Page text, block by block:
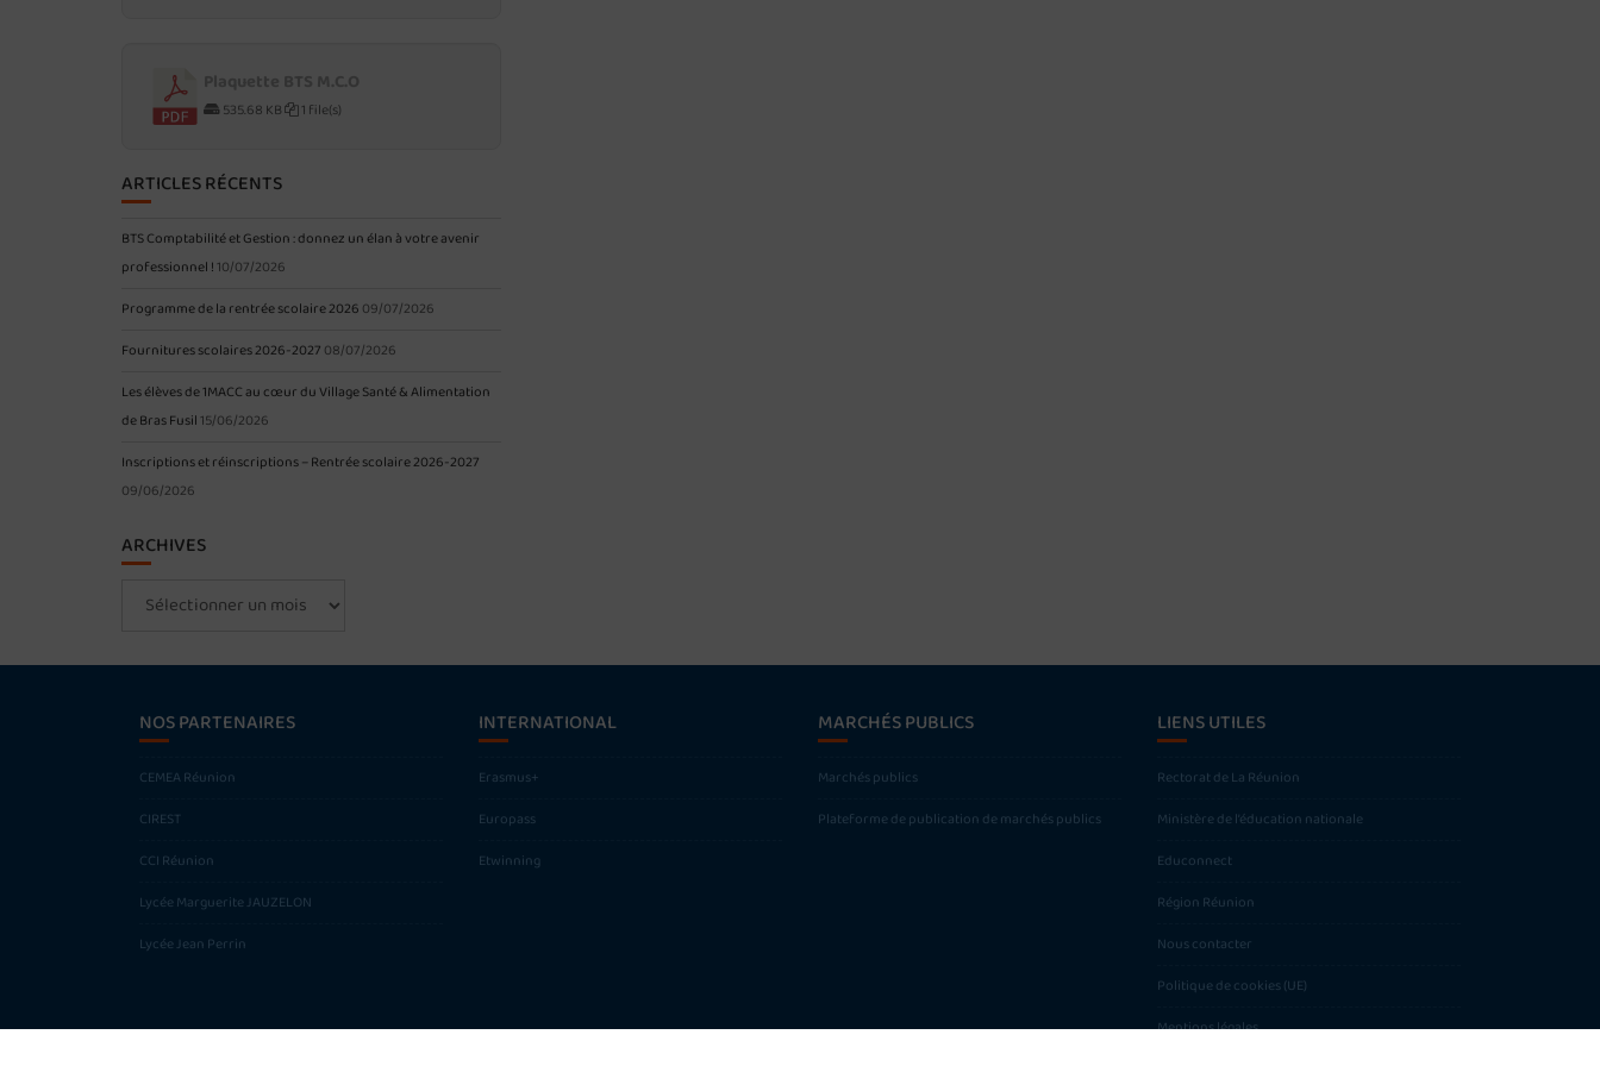
535.68 KB 1 file(s)
ARTICLES RÉCENTS
BTS Comptabilité et Gestion : donnez un élan à votre avenir
professionnel ! 10/07/2026
Programme de la rentrée scolaire 2026 09/07/2026
Fournitures scolaires 2026-2027 08/07/2026
Les élèves de 1MACC au cœur du Village Santé & Alimentation
de Bras Fusil 15/06/2026
Inscriptions et réinscriptions – Rentrée scolaire 2026-2027
09/06/2026
ARCHIVES
NOS PARTENAIRES
CEMEA Réunion
CIREST
CCI Réunion
Lycée Marguerite JAUZELON
Lycée Jean Perrin
INTERNATIONAL
Erasmus+
Europass
Etwinning
MARCHÉS PUBLICS
Marchés publics
Plateforme de publication de marchés publics
LIENS UTILES
Rectorat de La Réunion
Ministère de l’éducation nationale
Educonnect
Région Réunion
Nous contacter
Politique de cookies (UE)
Mentions légales